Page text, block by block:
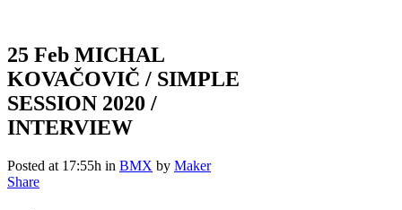
25 Feb MICHAL
KOVAČOVIČ / SIMPLE
SESSION 2020 /
INTERVIEW
Posted at 17:55h in BMX by Maker
Share